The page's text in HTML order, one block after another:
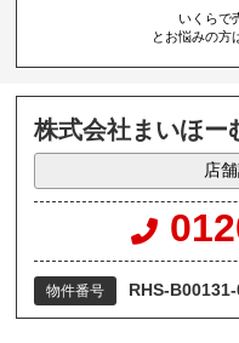
いくらで
とお悩みの方
株式会社まいほー
店
物件番号 RHS-